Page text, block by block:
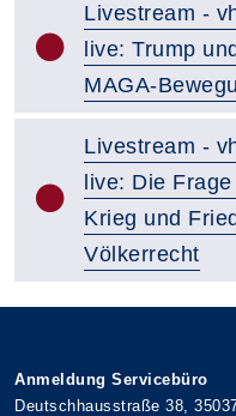
Livestream -
live: Trump
MAGA-
Livestream -
live: Die
Krieg und
Völkerrecht
Anmeldung Servicebüro
Deutschhausstraße 38,